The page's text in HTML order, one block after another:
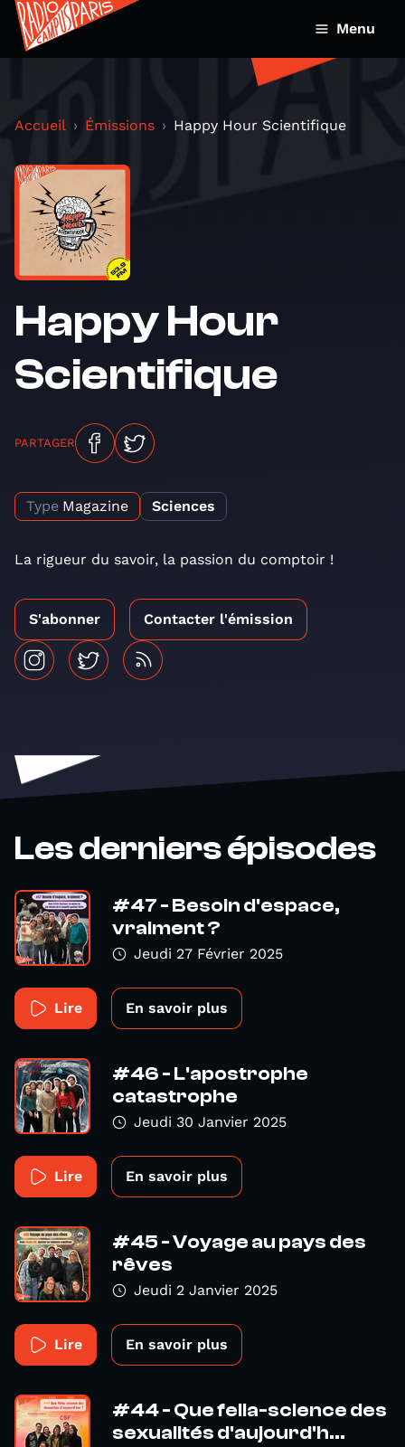
Menu
Accueil Émissions Happy Hour Scientifique
Happy Hour
Scientifique
PARTAGER
Type Magazine Sciences
La rigueur du savoir, la passion du comptoir !
S'abonner Contacter l'émission
Les derniers épisodes
#47 - Besoin d'espace,
vraiment ?
Jeudi 27 Février 2025
Lire En savoir plus
#46 - L'apostrophe
catastrophe
Jeudi 30 Janvier 2025
Lire En savoir plus
#45 - Voyage au pays des
rêves
Jeudi 2 Janvier 2025
Lire En savoir plus
#44 - Que fella-science des
sexualités d'aujourd'h...